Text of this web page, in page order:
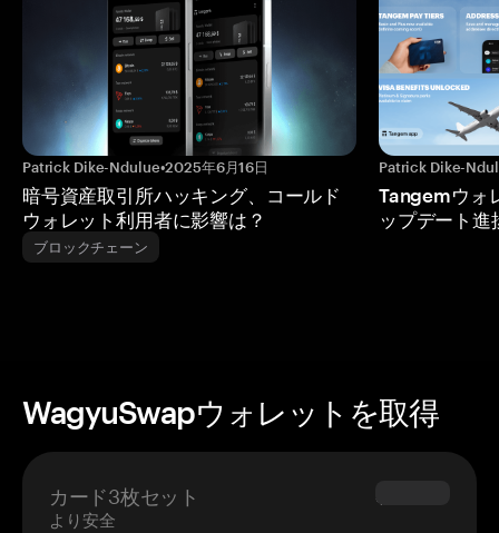
Patrick Dike-Ndulue•2025年6月16日
暗号資産取引所ハッキング、コールド
ウォレット利用者に影響は？
ブロックチェーン
Patrick Dike-
Tangemウォ
ップデート進
WagyuSwapウォレットを取得
カード3枚セット
より安全
$69.90